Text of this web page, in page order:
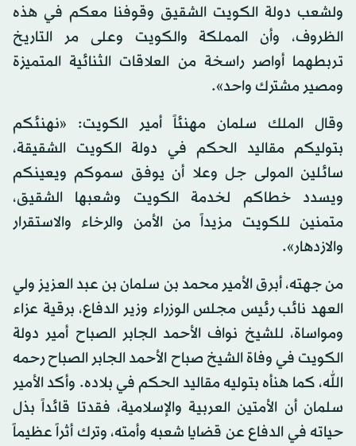
ولشعب دولة الكويت الشقيق وقوفنا معكم في هذه
الظروف، وأن المملكة والكويت وعلى مر التاريخ
تربطهما أواصر راسخة من العلاقات الثنائية المتميزة
ومصير مشترك واحد».
وقال الملك سلمان مهنئاً أمير الكويت: «نهنئكم
بتوليكم مقاليد الحكم في دولة الكويت الشقيقة،
سائلين المولى جل وعلا أن يوفق سموكم ويعينكم
ويسدد خطاكم لخدمة الكويت وشعبها الشقيق،
متمنين للكويت مزيداً من الأمن والرخاء والاستقرار
والازدهار».
من جهته، أبرق الأمير محمد بن سلمان بن عبد العزيز ولي
العهد نائب رئيس مجلس الوزراء وزير الدفاع، برقية عزاء
ومواساة، للشيخ نواف الأحمد الجابر الصباح أمير دولة
الكويت في وفاة الشيخ صباح الأحمد الجابر الصباح رحمه
الله، كما هنأه بتوليه مقاليد الحكم في بلاده. وأكد الأمير
سلمان أن الأمتين العربية والإسلامية، فقدتا قائداً بذل
حياته في الدفاع عن قضايا شعبه وأمته، وترك أثراً عظيماً